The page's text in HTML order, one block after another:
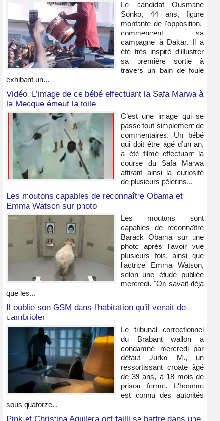
Le candidat Ousmane
Sonko, 44 ans, figure
montante de l'opposition,
commencent sa
campagne à Dakar. Il a
été très inspiré d'illustrer
sa première sortie à
travers un bain de foule
exhibant un...
Vidéo: L’image de ce bébé effectuant la Safa Marwa à
la Mecque émeut la toile
C’est une image qui se
passe tout simplement de
commentaires. Un bébé
qui doit être âgé d’un an,
a été filmé effectuant la
course du Safa Marwa
attirant ainsi la curiosité
de plusieurs pèlerins...
Les moutons capables de reconnaître Obama et
Emma Watson sur photo
Les moutons sont
capables de reconnaître
Barack Obama sur une
photo après l'avoir vue
plusieurs fois, ainsi que
l'actrice Emma Watson,
selon une étude publiée
mercredi. "On savait déjà
que les...
Il oublie son GSM dans l'habitation qu'il venait de
cambrioler
Le tribunal correctionnel
du Brabant wallon a
condamné mercredi par
défaut Jurko M., un
ressortissant croate âgé
de 39 ans, à 18 mois de
prison ferme. L'homme
est connu des autorités
sous quatorze...
Pink et Christina Aguilera ont failli se battre dans une